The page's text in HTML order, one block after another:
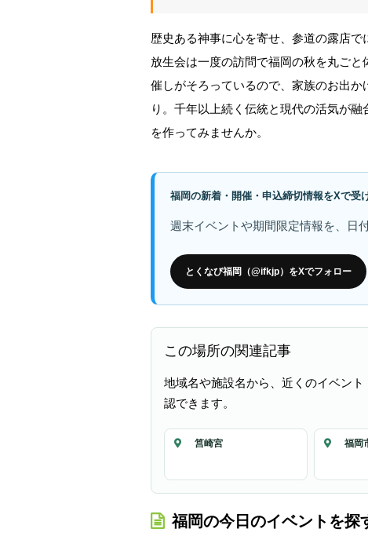
歴史ある神事に心を寄せ、参道の露店
放生会は一度の訪問で福岡の秋を丸ご
催しがそろっているので、家族のお出
り。千年以上続く伝統と現代の活気が
を作ってみませんか。
福岡の新着・開催・申込締切情報をXで受
週末イベントや期間限定情報を、日
とくなび福岡（@ifkjp）をXでフォロー
この場所の関連記事
地域名や施設名から、近くのイベン
認できます。
筥崎宮 福岡
福岡の今日のイベントを探